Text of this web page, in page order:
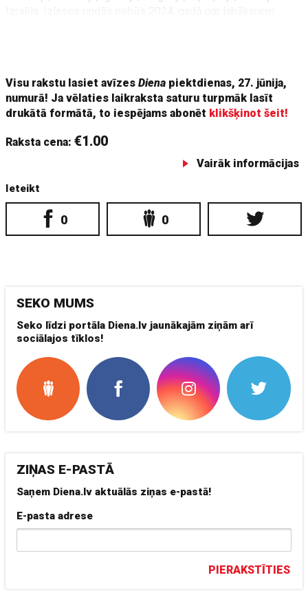
Visu rakstu lasiet avīzesDiena piektdienas, 27. jūnija,
numurā! Ja vēlaties laikraksta saturu turpmāk lasīt
drukātā formātā, to iespējams abonēt klikšķinot šeit!
Raksta cena:€1.00
Vairāk informācijas
Ieteikt
0 0
SEKO MUMS
Seko līdzi portāla Diena.lv jaunākajām ziņām arī
sociālajos tīklos!
ZIŅAS E-PASTĀ
Saņem Diena.lv aktuālās ziņas e-pastā!
E-pasta adrese
PIERAKSTĪTIES